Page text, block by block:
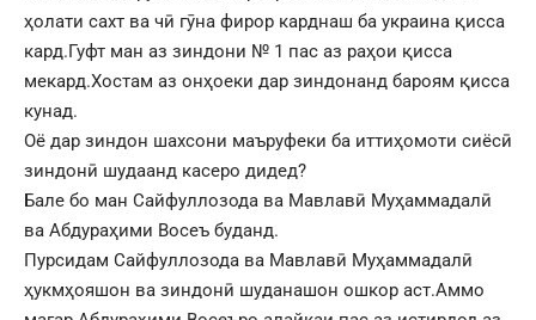
ҳолати сахт ва чӣ гӯна фирор карднаш ба украина қисса
кард.Гуфт ман аз зиндони № 1 пас аз раҳои қисса
мекард.Хостам аз онҳоеки дар зиндонанд бароям қисса
кунад.
Оё дар зиндон шахсони маъруфеки ба иттиҳомоти сиёсӣ
зиндонӣ шудаанд касеро дидед?
Бале бо ман Сайфуллозода ва Мавлавӣ Муҳаммадалӣ
ва Абдураҳими Восеъ буданд.
Пурсидам Сайфуллозода ва Мавлавӣ Муҳаммадалӣ
ҳукмҳояшон ва зиндонӣ шуданашон ошкор аст.Аммо